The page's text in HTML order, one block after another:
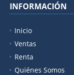
INFORMACIÓN
Inicio
Ventas
Renta
Quiénes Somos